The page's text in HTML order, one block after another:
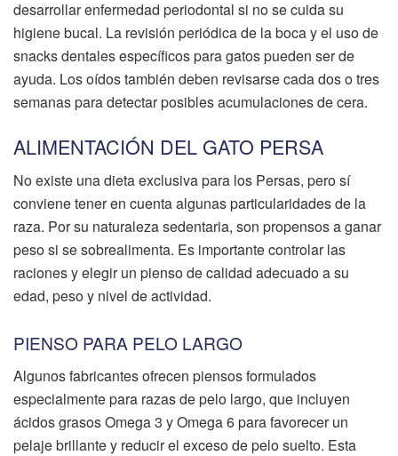
desarrollar enfermedad periodontal si no se cuida su
higiene bucal. La revisión periódica de la boca y el uso de
snacks dentales específicos para gatos pueden ser de
ayuda. Los oídos también deben revisarse cada dos o tres
semanas para detectar posibles acumulaciones de cera.
ALIMENTACIÓN DEL GATO PERSA
No existe una dieta exclusiva para los Persas, pero sí
conviene tener en cuenta algunas particularidades de la
raza. Por su naturaleza sedentaria, son propensos a ganar
peso si se sobrealimenta. Es importante controlar las
raciones y elegir un pienso de calidad adecuado a su
edad, peso y nivel de actividad.
PIENSO PARA PELO LARGO
Algunos fabricantes ofrecen piensos formulados
especialmente para razas de pelo largo, que incluyen
ácidos grasos Omega 3 y Omega 6 para favorecer un
pelaje brillante y reducir el exceso de pelo suelto. Esta